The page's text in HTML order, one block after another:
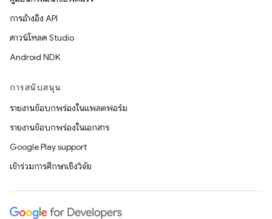
การอ้างอิง API
ดาวน์โหลด Studio
Android NDK
การสนับสนุน
รายงานข้อบกพร่องในแพลตฟอร์ม
รายงานข้อบกพร่องในเอกสาร
Google Play support
เข้าร่วมการศึกษาเชิงวิจัย